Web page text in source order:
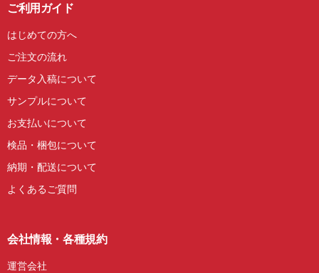
ご利用ガイド
はじめての方へ
ご注文の流れ
データ入稿について
サンプルについて
お支払いについて
検品・梱包について
納期・配送について
よくあるご質問
会社情報・各種規約
運営会社